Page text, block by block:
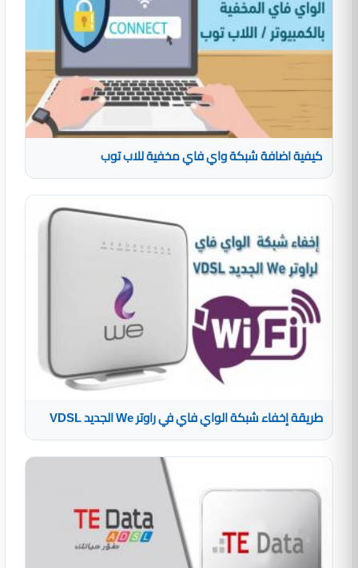
كيفية اضافة شبكة واي فاي مخفية للاب توب
طريقة إخفاء شبكة الواي فاي في راوتر We الجديد VDSL